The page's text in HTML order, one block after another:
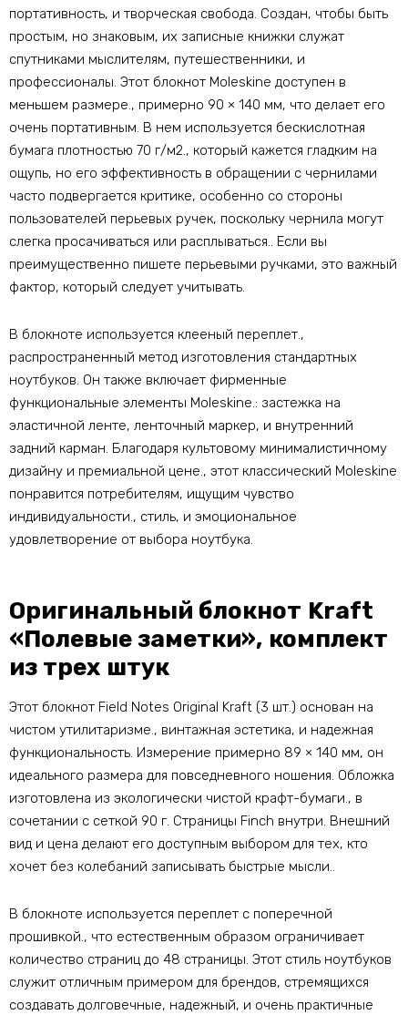
портативность, и творческая свобода. Создан, чтобы быть
простым, но знаковым, их записные книжки служат
спутниками мыслителям, путешественники, и
профессионалы. Этот блокнот Moleskine доступен в
меньшем размере., примерно 90 × 140 мм, что делает его
очень портативным. В нем используется бескислотная
бумага плотностью 70 г/м2., который кажется гладким на
ощупь, но его эффективность в обращении с чернилами
часто подвергается критике, особенно со стороны
пользователей перьевых ручек, поскольку чернила могут
слегка просачиваться или расплываться.. Если вы
преимущественно пишете перьевыми ручками, это важный
фактор, который следует учитывать.
В блокноте используется клееный переплет.,
распространенный метод изготовления стандартных
ноутбуков. Он также включает фирменные
функциональные элементы Moleskine.: застежка на
эластичной ленте, ленточный маркер, и внутренний
задний карман. Благодаря культовому минималистичному
дизайну и премиальной цене., этот классический Moleskine
понравится потребителям, ищущим чувство
индивидуальности., стиль, и эмоциональное
удовлетворение от выбора ноутбука.
Оригинальный блокнот Kraft
«Полевые заметки», комплект
из трех штук
Этот блокнот Field Notes Original Kraft (3 шт.) основан на
чистом утилитаризме., винтажная эстетика, и надежная
функциональность. Измерение примерно 89 × 140 мм, он
идеального размера для повседневного ношения. Обложка
изготовлена ​​из экологически чистой крафт-бумаги., в
сочетании с сеткой 90 г. Страницы Finch внутри. Внешний
вид и цена делают его доступным выбором для тех, кто
хочет без колебаний записывать быстрые мысли..
В блокноте используется переплет с поперечной
прошивкой., что естественным образом ограничивает
количество страниц до 48 страницы. Этот стиль ноутбуков
служит отличным примером для брендов, стремящихся
создавать долговечные, надежный, и очень практичные